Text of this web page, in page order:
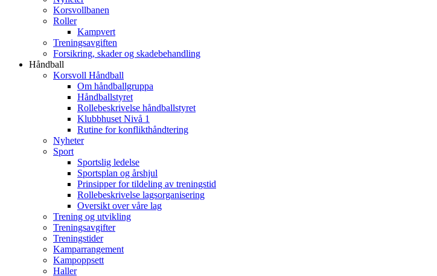
Korsvollbanen
Roller
Kampvert
Treningsavgiften
Forsikring, skader og skadebehandling
Håndball
Korsvoll Håndball
Om håndballgruppa
Håndballstyret
Rollebeskrivelse håndballstyret
Klubbhuset Nivå 1
Rutine for konflikthåndtering
Nyheter
Sport
Sportslig ledelse
Sportsplan og årshjul
Prinsipper for tildeling av treningstid
Rollebeskrivelse lagsorganisering
Oversikt over våre lag
Trening og utvikling
Treningsavgifter
Treningstider
Kamparrangement
Kampoppsett
Haller